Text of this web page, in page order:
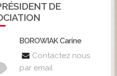
DE
BOROWIAK Carine
Contactez nous
par email